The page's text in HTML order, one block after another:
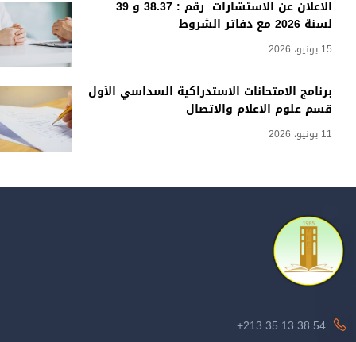
الاعلان عن الاستشارات رقم : 38.37 و 39
لسنة 2026 مع دفاتر الشروط
15 يونيو، 2026
برنامج الامتحانات الاستدراكية السداسي الأول
قسم علوم الاعلام والاتصال
11 يونيو، 2026
213.35.13.38.54+